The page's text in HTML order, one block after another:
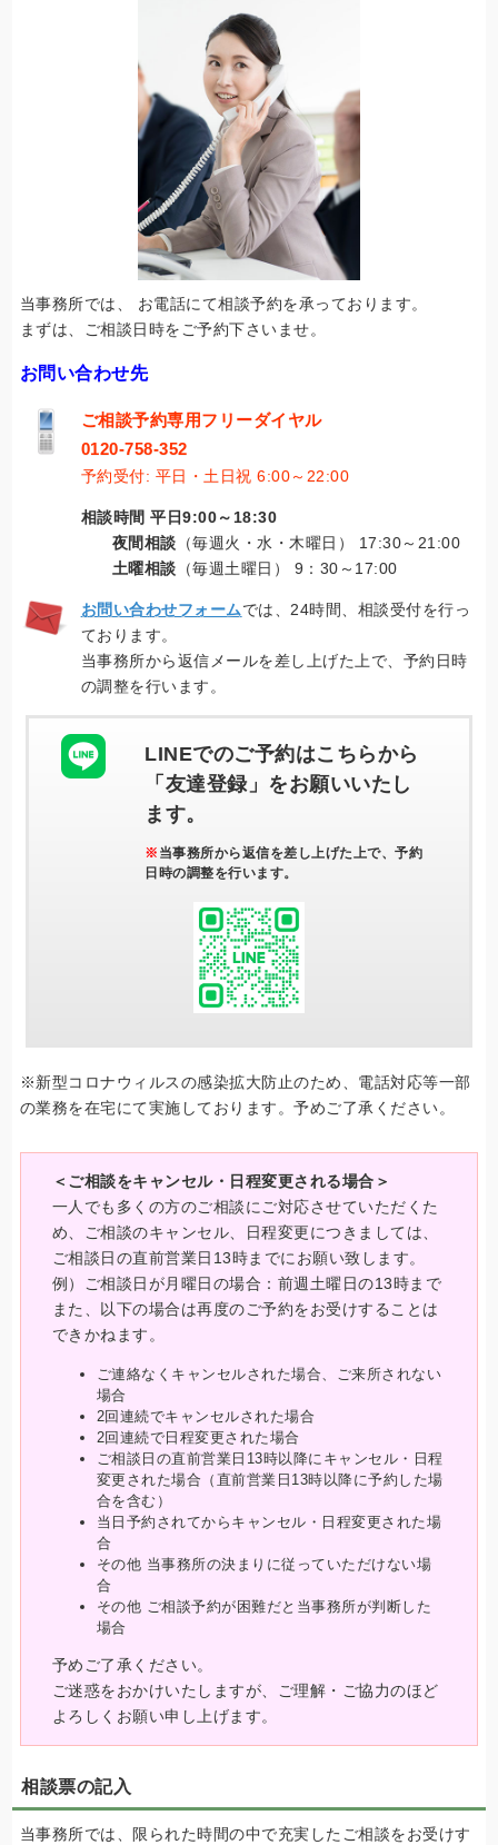
当事務所では、 お電話にて相談予約を承っております。
まずは、ご相談日時をご予約下さいませ。
お問い合わせ先
ご相談予約専用フリーダイヤル
0120-758-352
予約受付: 平日・土日祝 6:00～22:00
相談時間 平日9:00～18:30
夜間相談 （毎週火・水・木曜日） 17:30～21:00
土曜相談 （毎週土曜日） 9：30～17:00
お問い合わせフォームでは、24時間、相談受付を行っ
ております。
当事務所から返信メールを差し上げた上で、予約日時
の調整を行います。
LINEでのご予約はこちらから
「友達登録」をお願いいたし
ます。
※ 当事務所から返信を差し上げた上で、予約
日時の調整を行います。
※新型コロナウィルスの感染拡大防止のため、電話対応等一部
の業務を在宅にて実施しております。予めご了承ください。
＜ご相談をキャンセル・日程変更される場合＞
一人でも多くの方のご相談にご対応させていただくた
め、ご相談のキャンセル、日程変更につきましては、
ご相談日の直前営業日13時までにお願い致します。
例）ご相談日が月曜日の場合：前週土曜日の13時まで
また、以下の場合は再度のご予約をお受けすることは
できかねます。
ご連絡なくキャンセルされた場合、ご来所されない
場合
2回連続でキャンセルされた場合
2回連続で日程変更された場合
ご相談日の直前営業日13時以降にキャンセル・日程
変更された場合（直前営業日13時以降に予約した場
合を含む）
当日予約されてからキャンセル・日程変更された場
合
その他 当事務所の決まりに従っていただけない場
合
その他 ご相談予約が困難だと当事務所が判断した
場合
予めご了承ください。
ご迷惑をおかけいたしますが、ご理解・ご協力のほど
よろしくお願い申し上げます。
相談票の記入
当事務所では、限られた時間の中で充実したご相談をお受けす